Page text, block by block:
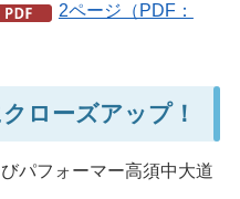
2ページ（PDF：
ローズアップ！
パフォーマー高須中大道